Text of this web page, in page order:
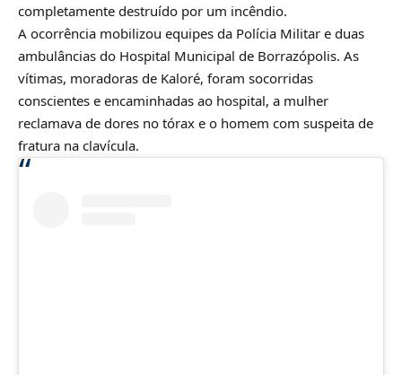
completamente destruído por um incêndio.
A ocorrência mobilizou equipes da Polícia Militar e duas
ambulâncias do Hospital Municipal de Borrazópolis. As
vítimas, moradoras de Kaloré, foram socorridas
conscientes e encaminhadas ao hospital, a mulher
reclamava de dores no tórax e o homem com suspeita de
fratura na clavícula.